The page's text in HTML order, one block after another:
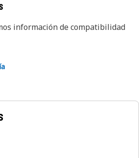
información de compatibilidad